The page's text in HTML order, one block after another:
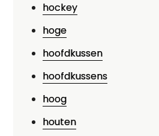
hockey
hoge
hoofdkussen
hoofdkussens
hoog
houten